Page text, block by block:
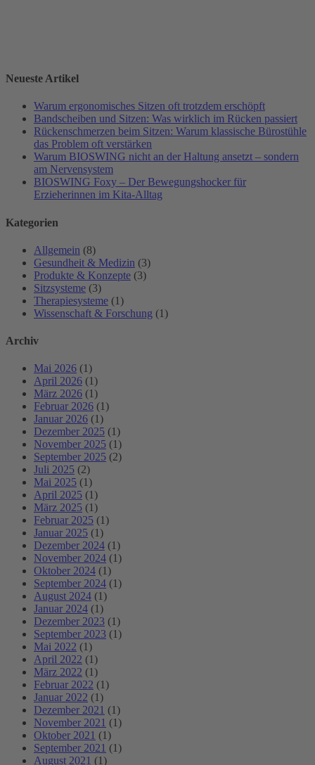
Neueste Artikel
Warum ergonomisches Sitzen oft trotzdem erschöpft
Bandscheiben und Sitzen: Was wirklich im Rücken passiert
Rückenschmerzen beim Sitzen: Warum klassische Bürostühle
das Problem oft verstärken
Warum BIOSWING nicht an der Haltung ansetzt – sondern
am Nervensystem
BIOSWING Foxy – Der Bewegungshocker für
Erzieherinnen im Kita-Alltag
Kategorien
Allgemein (8)
Gesundheit & Medizin (3)
Produkte & Konzepte (3)
Sitzsysteme (3)
Therapiesysteme (1)
Wissenschaft & Forschung (1)
Archiv
Mai 2026 (1)
April 2026 (1)
März 2026 (1)
Februar 2026 (1)
Januar 2026 (1)
Dezember 2025 (1)
November 2025 (1)
September 2025 (2)
Juli 2025 (2)
Mai 2025 (1)
April 2025 (1)
März 2025 (1)
Februar 2025 (1)
Januar 2025 (1)
Dezember 2024 (1)
November 2024 (1)
Oktober 2024 (1)
September 2024 (1)
August 2024 (1)
Januar 2024 (1)
Dezember 2023 (1)
September 2023 (1)
Mai 2022 (1)
April 2022 (1)
März 2022 (1)
Februar 2022 (1)
Januar 2022 (1)
Dezember 2021 (1)
November 2021 (1)
Oktober 2021 (1)
September 2021 (1)
August 2021 (1)